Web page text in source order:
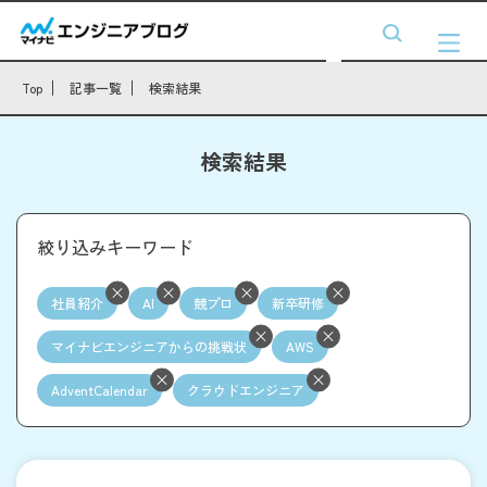
Top 記事一覧 検索結果
検索結果
絞り込みキーワード
社員紹介 AI 競プロ 新卒研修
マイナビエンジニアからの挑戦状 AWS
AdventCalendar クラウドエンジニア